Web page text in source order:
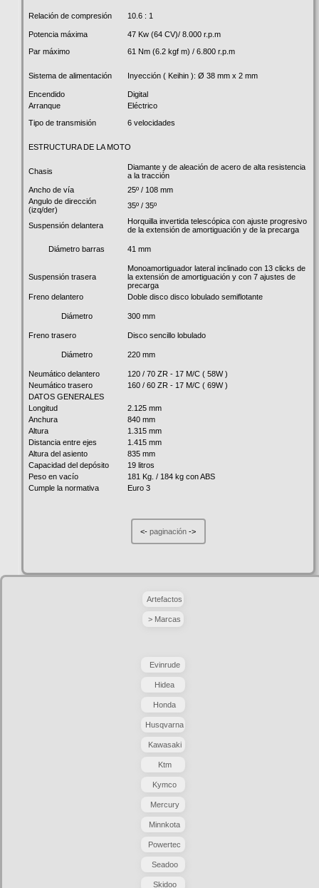
Relación de compresión 10.6 : 1
Potencia máxima
47 Kw (64 CV)/ 8.000 r.p.m
Par máximo
61 Nm (6.2 kgf m) / 6.800 r.p.m
Sistema de alimentación Inyección ( Keihin ): Ø 38 mm x 2 mm
Encendido
Digital
Arranque
Eléctrico
Tipo de transmisión
6 velocidades
ESTRUCTURA DE LA MOTO
Chasis
Diamante y de aleación de acero de alta resistencia
a la tracción
Ancho de vía
25º / 108 mm
Angulo de dirección
(izq/der)
35º / 35º
Suspensión delantera
Horquilla invertida telescópica con ajuste progresivo
de la extensión de amortiguación y de la precarga
Diámetro barras 41 mm
Suspensión trasera
Monoamortiguador lateral inclinado con 13 clicks de
la extensión de amortiguación y con 7 ajustes de
precarga
Freno delantero
Doble disco disco lobulado semiflotante
Diámetro 300 mm
Freno trasero Disco sencillo lobulado
Diámetro 220 mm
Neumático delantero
120 / 70 ZR - 17 M/C ( 58W )
Neumático trasero
160 / 60 ZR - 17 M/C ( 69W )
DATOS GENERALES
Longitud
2.125 mm
Anchura
840 mm
Altura
1.315 mm
Distancia entre ejes
1.415 mm
Altura del asiento
835 mm
Capacidad del depósito
19 litros
Peso en vacío
181 Kg. / 184 kg con ABS
Cumple la normativa
Euro 3
<-paginación ->
Artefactos
> Marcas
Evinrude
Hidea
Honda
Husqvarna
Kawasaki
Ktm
Kymco
Mercury
Minnkota
Powertec
Seadoo
Skidoo